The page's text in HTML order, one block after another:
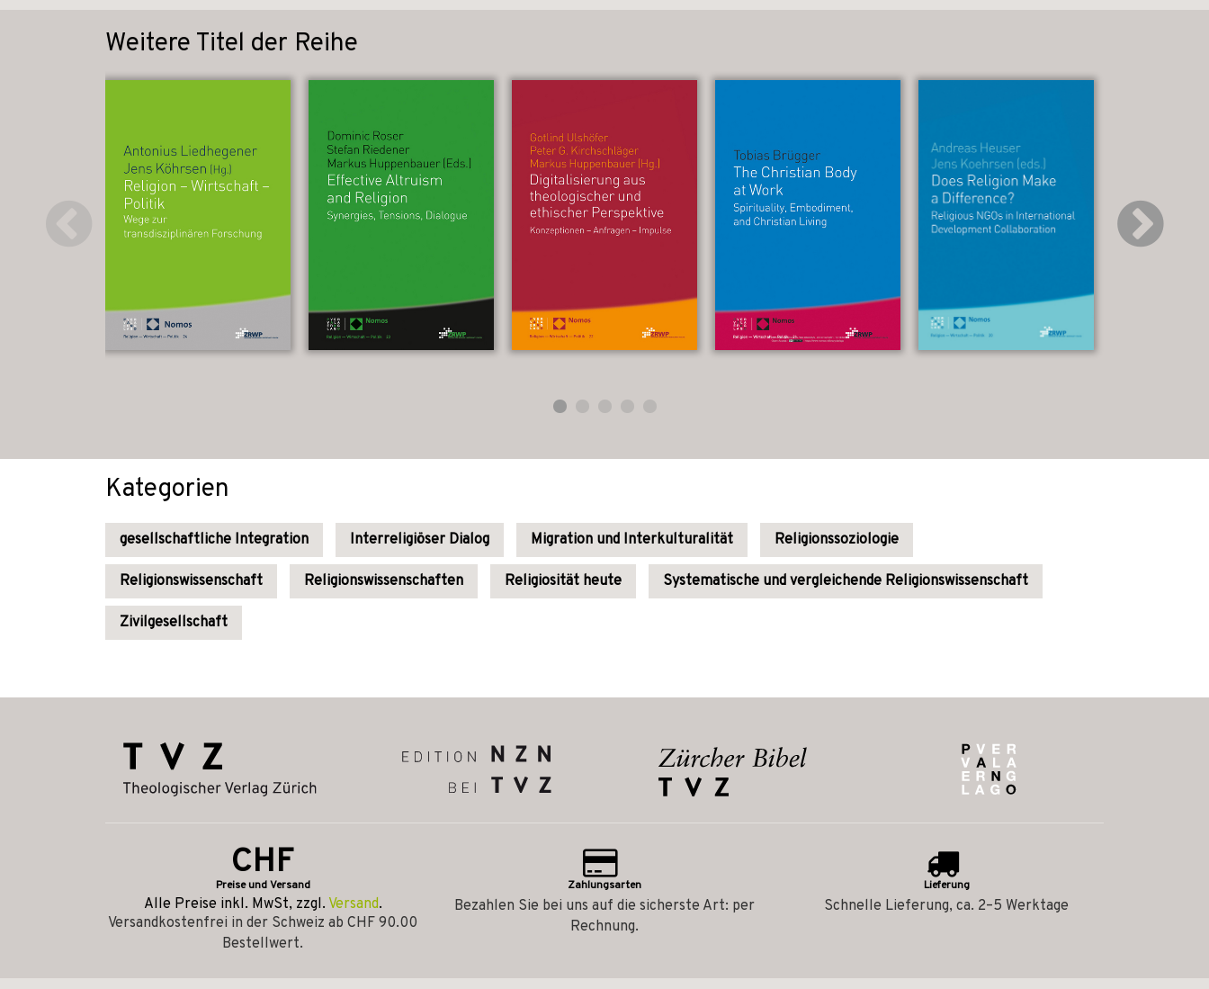
Weitere Titel der Reihe
Kategorien
gesellschaftliche Integration Interreligiöser Dialog Migration und Interkulturalität Religionssoziologie
Religionswissenschaft Religionswissenschaften Religiosität heute Systematische und vergleichende Religionswissenschaft
Zivilgesellschaft
CHF
Preise und Versand
Alle Preise inkl. MwSt, zzgl. Versand.
Versandkostenfrei in der Schweiz ab CHF 90.00
Bestellwert.
Zahlungsarten
Bezahlen Sie bei uns auf die sicherste Art: per
Rechnung.
Lieferung
Schnelle Lieferung, ca. 2–5 Werktage